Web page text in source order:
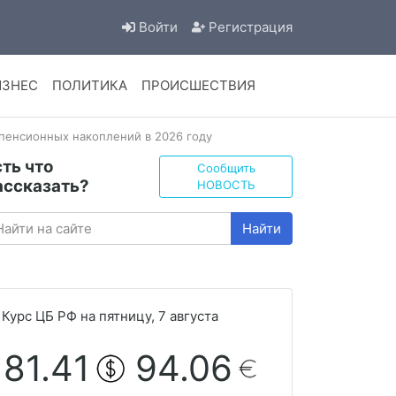
Войти Регистрация
ПОЛИТИКА ПРОИСШЕСТВИЯ
накоплений в 2026 году
что
Сообщить
НОВОСТЬ
Найти
Курс ЦБ РФ на пятницу, 7 августа
81.41 94.06